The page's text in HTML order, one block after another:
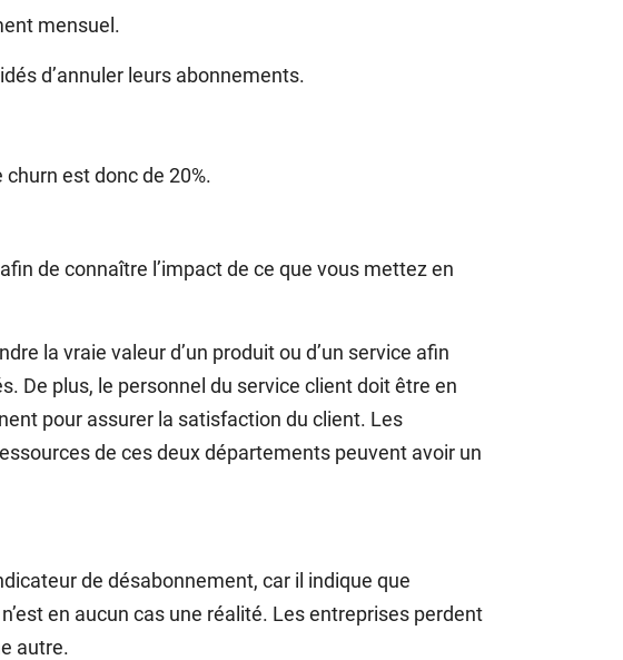
mensuel.
d’annuler leurs abonnements.
churn est donc de 20%.
de connaître l’impact de ce que vous mettez en
la vraie valeur d’un produit ou d’un service afin
De plus, le personnel du service client doit être en
pour assurer la satisfaction du client. Les
de ces deux départements peuvent avoir un
de désabonnement, car il indique que
en aucun cas une réalité. Les entreprises perdent
autre.